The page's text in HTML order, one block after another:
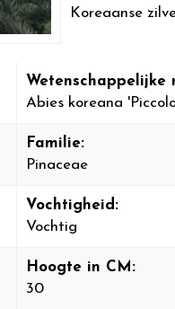
Koreaanse
Wetenschappelijke
Abies koreana
Familie:
Pinaceae
Vochtigheid:
Vochtig
Hoogte in CM:
30